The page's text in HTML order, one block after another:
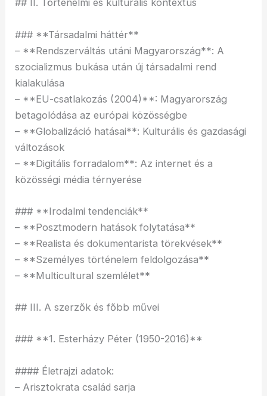
## II. Történelmi és kulturális kontextus
### **Társadalmi háttér**
– **Rendszerváltás utáni Magyarország**: A
szocializmus bukása után új társadalmi rend
kialakulása
– **EU-csatlakozás (2004)**: Magyarország
betagolódása az európai közösségbe
– **Globalizáció hatásai**: Kulturális és gazdasági
változások
– **Digitális forradalom**: Az internet és a
közösségi média térnyerése
### **Irodalmi tendenciák**
– **Posztmodern hatások folytatása**
– **Realista és dokumentarista törekvések**
– **Személyes történelem feldolgozása**
– **Multicultural szemlélet**
## III. A szerzők és főbb művei
### **1. Esterházy Péter (1950-2016)**
#### Életrajzi adatok:
– Arisztokrata család sarja